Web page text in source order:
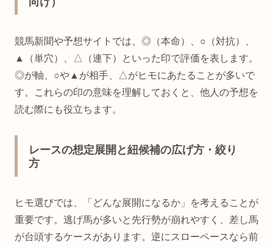
競馬新聞や予想サイトでは、◎（本命）、○（対抗）、
▲（単穴）、△（連下）といった印で評価を表します。
◎が軸、○や▲が相手、△がヒモにあたることが多いで
す。これらの印の意味を理解しておくと、他人の予想を
読む際にも役立ちます。
レースの想定展開と紐候補の広げ方・絞り
方
ヒモ選びでは、「どんな展開になるか」を考えることが
重要です。逃げ馬が多いと先行勢が崩れやすく、差し馬
が台頭するケースがあります。逆にスローペースなら前